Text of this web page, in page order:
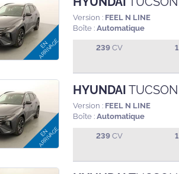
Version : FEEL N LINE
Boîte : Automatique
239 CV 1
HYUNDAI TUCSON
Version : FEEL N LINE
Boîte : Automatique
239 CV 1